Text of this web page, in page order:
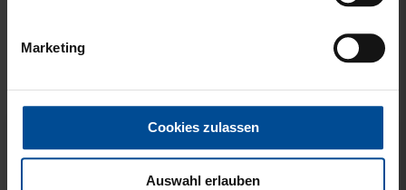
Marketing
Cookies zulassen
Auswahl erlauben
KIDS